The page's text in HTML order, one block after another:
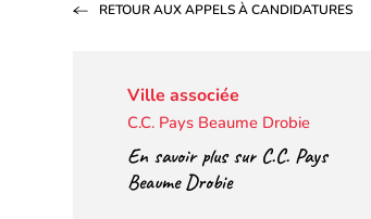
Ville associée
C.C. Pays Beaume Drobie
En savoir plus sur C.C. Pays
Beaume Drobie
RETOUR AUX APPELS À CANDIDATURES